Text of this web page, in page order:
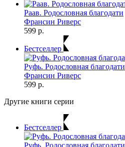
Раав. Родословная благодати
Франсин Риверс
599 р.
Бестселлер
Руфь. Родословная благодати
Франсин Риверс
599 р.
Другие книги серии
Бестселлер